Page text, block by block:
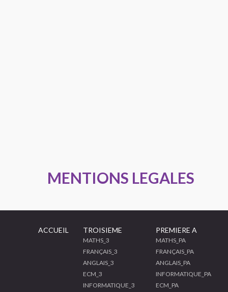
MENTIONS LEGALES
ACCUEIL TROISIEME
MATHS_3
FRANÇAIS_3
ANGLAIS_3
ECM_3
INFORMATIQUE_3
PREMIERE A
MATHS_PA
FRANÇAIS_PA
ANGLAIS_PA
INFORMATIQUE_PA
ECM_PA